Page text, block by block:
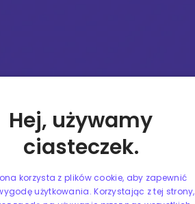
Hej, używamy
ciasteczek.
korzysta z plików cookie, aby zapewnić
użytkowania. Korzystając z tej strony,